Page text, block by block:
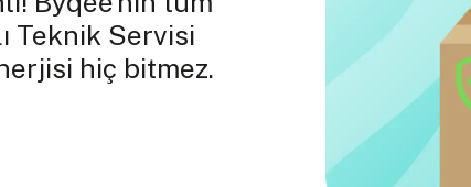
Teknik Servisi
hiç bitmez.